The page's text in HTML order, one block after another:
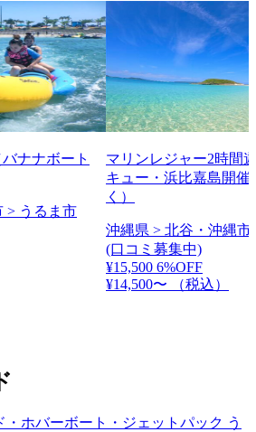
ナナボート
> うるま市
マリンレジャー2時間
キュー・浜比嘉島開催
く）
沖縄県 > 北谷・沖縄市
(口コミ募集中)
¥15,500 6%OFF
¥14,500〜
（税込）
・ホバーボート・ジェットパック う